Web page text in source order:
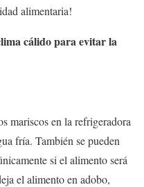
alimentaria!
cálido para evitar la
mariscos en la refrigeradora
fría. También se pueden
si el alimento será
el alimento en adobo,